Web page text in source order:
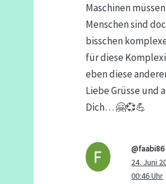
Maschinen
Menschen sind
bisschen
für diese
eben diese
Liebe Grüsse und
Dich… 🤗💞💪
@faabi86
24. Juni
00:46 Uhr